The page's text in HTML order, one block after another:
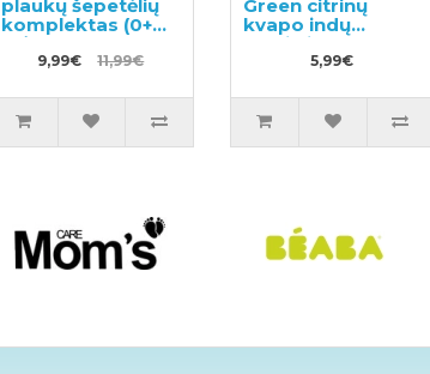
plaukų šepetėlių
komplektas (0+
mėn.)
9,99€ 11,99€
Green citrinų
kvapo indų
ploviklis 600ml
5,99€